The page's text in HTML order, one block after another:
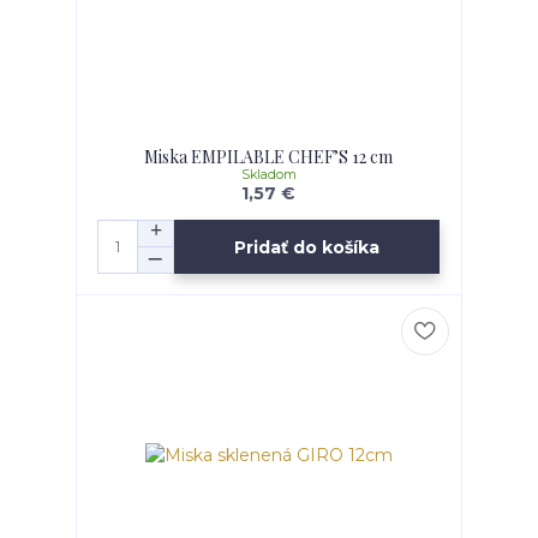
Miska EMPILABLE CHEF’S 12 cm
1,57 €
Skladom
Pridať do košíka